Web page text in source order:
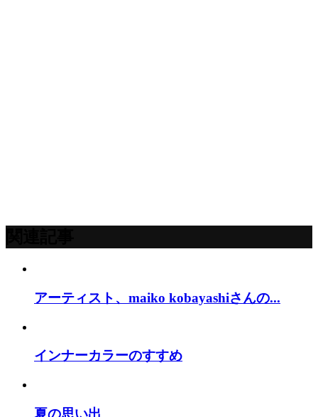
アーティスト、maiko kobayashiさんの...
インナーカラーのすすめ
夏の思い出